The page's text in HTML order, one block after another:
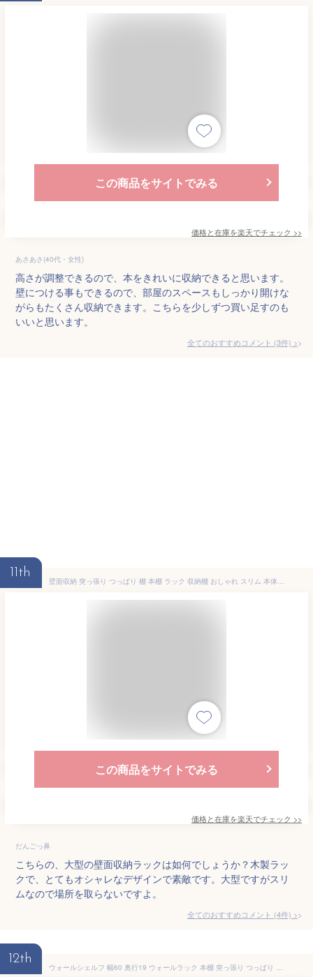
この商品をサイトでみる
価格と在庫を楽天でチェック >>
あさあさ(40代・女性)
高さが調整できるので、本をきれいに収納できると思います。
壁につける事もできるので、部屋のスペースもしっかり開けな
がらもたくさん収納できます。こちらを少しずつ買い足すのも
いいと思います。
全てのおすすめコメント (3件) >
11th
壁面収納 突っ張り つっぱり 棚 本棚 ラック 収納棚 おしゃれ スリム 本体 幅75 耐震 薄型 木製 リビング 収納 省スペース 北欧 モダン 地震対策 ナチュラル/ブラウン/ホワイト pr2-750 netc5
この商品をサイトでみる
価格と在庫を楽天でチェック >>
だんごっ鼻
こちらの、大型の壁面収納ラックは如何でしょうか？木製ラッ
クで、とてもオシャレなデザインで素敵です。大型ですがスリ
ムなので場所を取らないですよ。
全てのおすすめコメント (4件) >
12th
ウォールシェルフ 幅60 奥行19 ウォールラック 本棚 突っ張り つっぱり 耐震 壁面 天井 まで 突っ張り式 つっぱり式 壁面収納 伸縮 薄型 木製 文庫本 漫画 マンガ 単行本 大容量 収納 一人暮らし 棚 スリム ラック 収納棚 地震対策 北欧 おしゃれ 白 ホワイト 茶色 ブラウン